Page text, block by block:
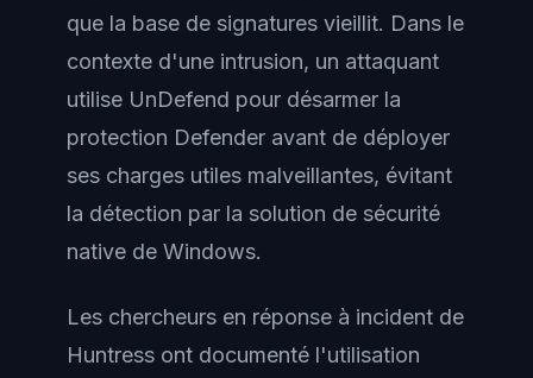
que la base de signatures vieillit. Dans le
contexte d'une intrusion, un attaquant
utilise UnDefend pour désarmer la
protection Defender avant de déployer
ses charges utiles malveillantes, évitant
la détection par la solution de sécurité
native de Windows.
Les chercheurs en réponse à incident de
Huntress ont documenté l'utilisation